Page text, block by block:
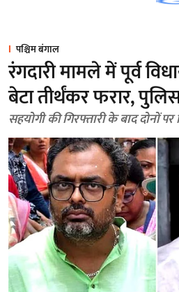
पश्चिम बंगाल
रंगदारी मामले में पूर्व
बेटा तीर्थंकर फरार,
सहयोगी की गिरफ्तारी के बाद दोनों